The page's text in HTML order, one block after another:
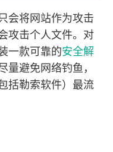
会将网站作为攻击
攻击个人文件。对
一款可靠的安全解
量避免网络钓鱼，
括勒索软件）最流